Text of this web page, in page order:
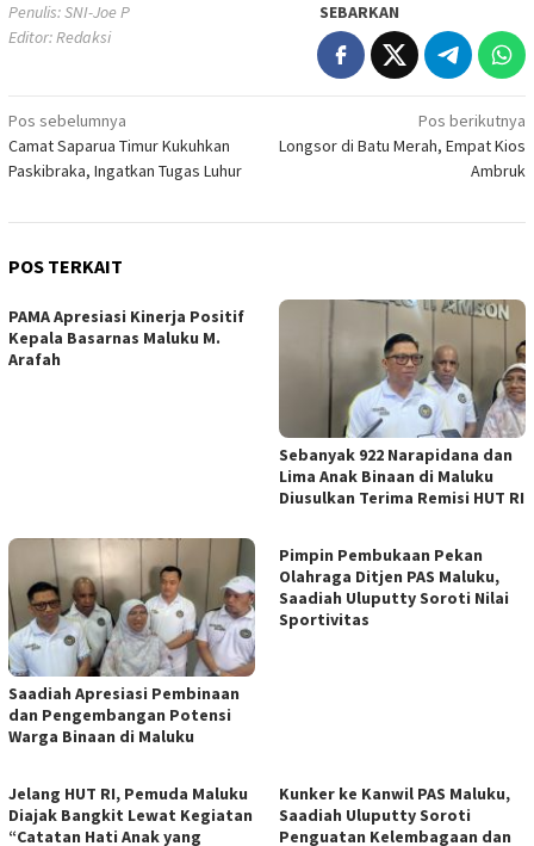
Penulis: SNI-Joe P
Editor: Redaksi
SEBARKAN
Navigasi
pos
Pos sebelumnya
Camat Saparua Timur Kukuhkan
Paskibraka, Ingatkan Tugas Luhur
Pos berikutnya
Longsor di Batu Merah, Empat Kios
Ambruk
POS TERKAIT
PAMA Apresiasi Kinerja Positif
Kepala Basarnas Maluku M.
Arafah
Sebanyak 922 Narapidana dan
Lima Anak Binaan di Maluku
Diusulkan Terima Remisi HUT RI
Saadiah Apresiasi Pembinaan
dan Pengembangan Potensi
Warga Binaan di Maluku
Pimpin Pembukaan Pekan
Olahraga Ditjen PAS Maluku,
Saadiah Uluputty Soroti Nilai
Sportivitas
Jelang HUT RI, Pemuda Maluku
Diajak Bangkit Lewat Kegiatan
“Catatan Hati Anak yang
Kunker ke Kanwil PAS Maluku,
Saadiah Uluputty Soroti
Penguatan Kelembagaan dan